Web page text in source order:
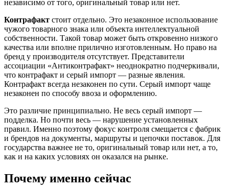
независимо от того, оригинальный товар или нет.
Контрафакт стоит отдельно. Это незаконное использование
чужого товарного знака или объекта интеллектуальной
собственности. Такой товар может быть откровенно низкого
качества или вполне прилично изготовленным. Но право на
бренд у производителя отсутствует. Представители
ассоциации «Антиконтрафакт» неоднократно подчеркивали,
что контрафакт и серый импорт — разные явления.
Контрафакт всегда незаконен по сути. Серый импорт чаще
незаконен по способу ввоза и оформлению.
Это различие принципиально. Не весь серый импорт —
подделка. Но почти весь — нарушение установленных
правил. Именно поэтому фокус контроля смещается с фабрик
и брендов на документы, маршруты и цепочки поставок. Для
государства важнее не то, оригинальный товар или нет, а то,
как и на каких условиях он оказался на рынке.
Почему именно сейчас